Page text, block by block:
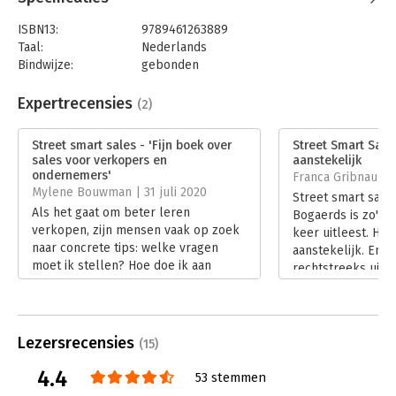
ISBN13:
9789461263889
Taal:
Nederlands
Bindwijze:
gebonden
Uitgever:
Uitgeverij Haystack
Verschijningsdatum:
24-6-2020
Hoofdrubriek:
Expertrecensies (2)
Street smart sales - 'Fijn boek over
sales voor verkopers en
ondernemers'
Mylene Bouwman | 31 juli 2020
Als het gaat om beter leren
verkopen, zijn mensen vaak op zoek
naar concrete tips: welke vragen
moet ik stellen? Hoe doe ik aan
koude acquisitie? Hoe kom ik aan
in zijn boek Street smart sales vanaf
de andere kant.
Street Smart
aanstekelijk
Franca Gribnau |
Street smart
Bogaerds is zo'n
keer uitleest.
aanstekelijk. En
rechtstreeks uit
Lezersrecensies (15)
4.4 53 stemmen